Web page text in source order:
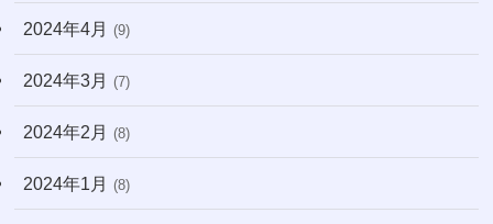
2024年4月 (9)
2024年3月 (7)
2024年2月 (8)
2024年1月 (8)